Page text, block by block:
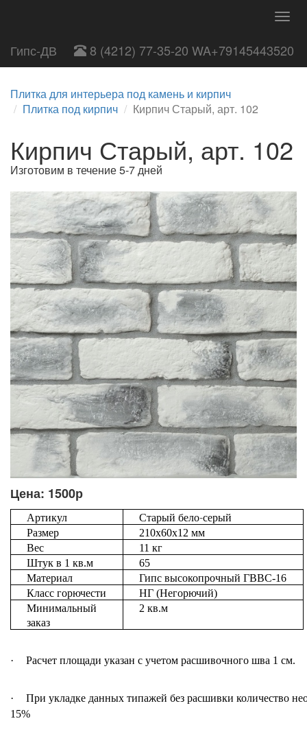
Гипс-ДВ 8 (4212) 77-35-20 WA+79145443520
Плитка для интерьера под камень и кирпич
Плитка под кирпич
Кирпич Старый, арт. 102
Кирпич Старый, арт. 102
Изготовим в течение 5-7 дней
Цена: 1500р
Артикул Старый бело-серый
Размер
210х60х12мм
Вес
11кг
Штук в 1кв.м 65
Материал Гипс высокопрочный ГВВС-16
Класс горючести НГ (Негорючий)
Минимальный
заказ
2кв.м
· Расчет площади указан с учетом расшивочного шва 1 см.
· При укладке данных типажей без расшивки количество
15%